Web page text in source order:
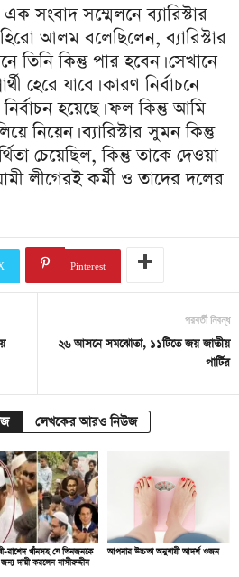
সংবাদ সম্মেলনে ব্যারিস্টার
আলম বলেছিলেন, ব্যারিস্টার
কিন্তু পার হবেন। সেখানে
হেরে যাবে। কারণ নির্বাচনে
হয়েছে। ফল কিন্তু আমি
নিয়েন। ব্যারিস্টার সুমন কিন্তু
চেয়েছিল, কিন্তু তাকে দেওয়া
লীগেরই কর্মী ও তাদের দলের
Pinterest
পরবর্তী নিবন্ধ
২৬ আসনে সমঝোতা, ১১টিতে জয় জাতীয়
পার্টির
লেখকের আরও নিউজ
রাশেদ খাঁনসহ যে তিনজনকে
দায়ী করলেন নাসীরুদ্দীন
আপনার উচ্চতা অনুযায়ী আদর্শ ওজন